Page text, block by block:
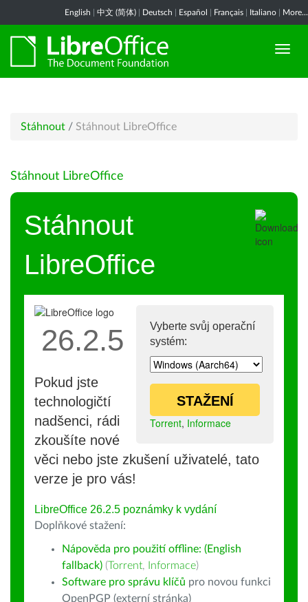
English 中文 (简体) Deutsch Español Français Italiano More...
Stáhnout / Stáhnout LibreOffice
Stáhnout LibreOffice
Stáhnout
LibreOffice
Vyberte svůj operační
systém:
STAŽENÍ
Torrent, Informace
26.2.5
Pokud jste
technologičtí
nadšenci, rádi
zkoušíte nové
věci nebo jste zkušení uživatelé, tato
verze je pro vás!
LibreOffice 26.2.5 poznámky k vydání
Doplňkové stažení:
Nápověda pro použití offline: (English
fallback) (Torrent, Informace)
Software pro správu klíčů pro novou funkci
OpenPGP (externí stránka)